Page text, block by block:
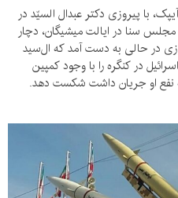
با پیروزی دکتر عبدال ‌السیّد در
سنا در ایالت میشیگان، دچار
در حالی به دست آمد که ال‌سید
در کنگره را با وجود کمپین
نفع او جریان داشت شکست دهد.